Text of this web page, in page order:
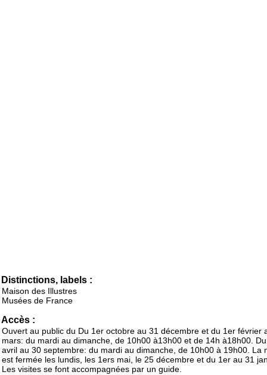
Distinctions, labels :
Maison des Illustres
Musées de France
Accès :
Ouvert au public du Du 1er octobre au 31 décembre et du 1er février
mars: du mardi au dimanche, de 10h00 à13h00 et de 14h à18h00.
avril au 30 septembre: du mardi au dimanche, de 10h00 à 19h00. La
est fermée les lundis, les 1ers mai, le 25 décembre et du 1er au 31
Les visites se font accompagnées par un guide.